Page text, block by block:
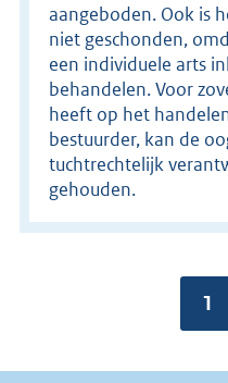
aangeboden. Ook is
niet geschonden,
een individuele arts
behandelen. Voor
heeft op het
bestuurder, kan de
tuchtrechtelijk
gehouden.
1